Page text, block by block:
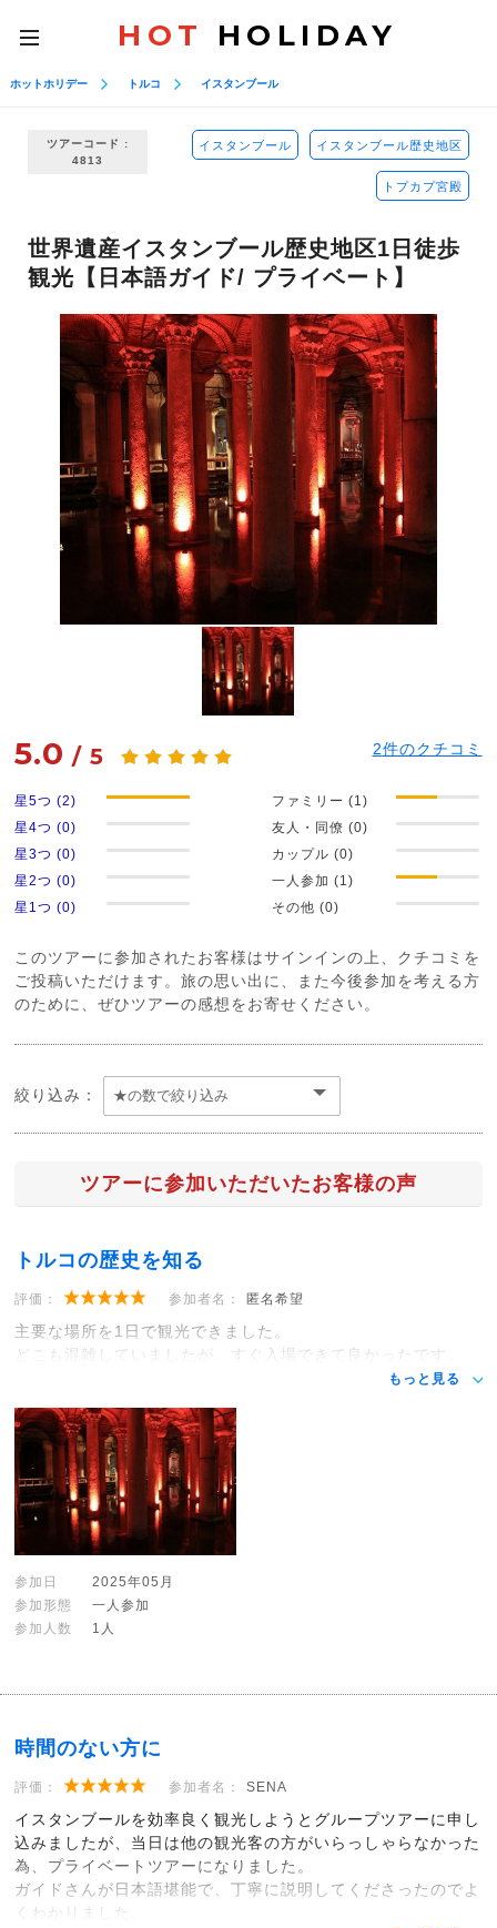
toggle
navigation
HOT HOLIDAY
ホットホリデー トルコ イスタンブール
ツアーコード :
4813
イスタンブール イスタンブール歴史地区
トプカプ宮殿
世界遺産イスタンブール歴史地区1日徒歩
観光【日本語ガイド/ プライベート】
5.0 /5 2件のクチコミ
星5つ (2)
星4つ (0)
星3つ (0)
星2つ (0)
星1つ (0)
ファミリー (1)
友人・同僚 (0)
カップル (0)
一人参加 (1)
その他 (0)
このツアーに参加されたお客様はサインインの上、クチコミを
ご投稿いただけます。旅の思い出に、また今後参加を考える方
のために、ぜひツアーの感想をお寄せください。
絞り込み：
ツアーに参加いただいたお客様の声
トルコの歴史を知る
評価： 参加者名： 匿名希望
主要な場所を1日で観光できました。
どこも混雑していましたが、すぐ入場できて良かったです。
もっと見る
参加日
2025年05月
参加形態
一人参加
参加人数
1人
時間のない方に
評価： 参加者名： SENA
イスタンブールを効率良く観光しようとグループツアーに申し
込みましたが、当日は他の観光客の方がいらっしゃらなかった
為、プライベートツアーになりました。
ガイドさんが日本語堪能で、丁寧に説明してくださったのでよ
くわかりました。